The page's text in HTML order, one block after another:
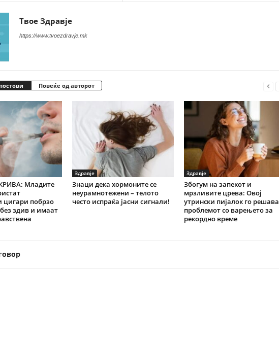
Твое Здравје
https://www.tvoezdravje.mk
Повеќе од авторот
Младите
цигари побрзо
здив и имаат
Здравје
Знаци дека хормоните се
неурамнотежени – телото
често испраќа јасни сигнали!
Здравје
Збогум на запекот и
мрзливите црева: Овој
утрински пијалок го решава
проблемот со варењето за
рекордно време